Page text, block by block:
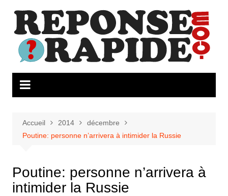
contenu
Accueil 2014
décembre
Poutine: personne n’arrivera à intimider la Russie
Poutine: personne n’arrivera à
intimider la Russie